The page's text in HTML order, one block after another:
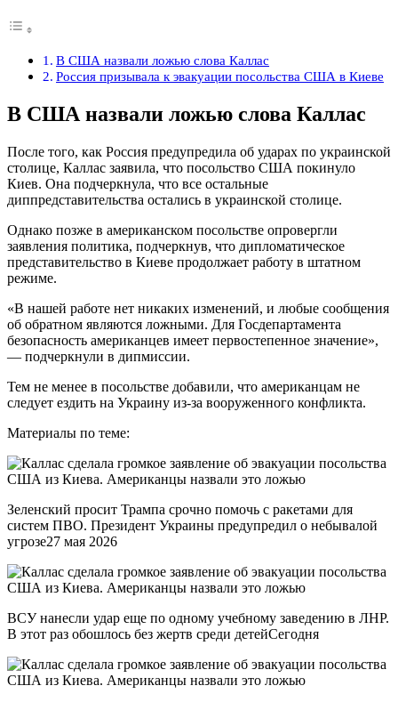
В США назвали ложью слова Каллас
Россия призывала к эвакуации посольства США в Киеве
В США назвали ложью слова Каллас
После того, как Россия предупредила об ударах по украинской
столице, Каллас заявила, что посольство США покинуло
Киев. Она подчеркнула, что все остальные
диппредставительства остались в украинской столице.
Однако позже в американском посольстве опровергли
заявления политика, подчеркнув, что дипломатическое
представительство в Киеве продолжает работу в штатном
режиме.
«В нашей работе нет никаких изменений, и любые сообщения
об обратном являются ложными. Для Госдепартамента
безопасность американцев имеет первостепенное значение»,
— подчеркнули в дипмиссии.
Тем не менее в посольстве добавили, что американцам не
следует ездить на Украину из-за вооруженного конфликта.
Материалы по теме:
Зеленский просит Трампа срочно помочь с ракетами для
систем ПВО. Президент Украины предупредил о небывалой
угрозе27 мая 2026
ВСУ нанесли удар еще по одному учебному заведению в ЛНР.
В этот раз обошлось без жертв среди детейСегодня